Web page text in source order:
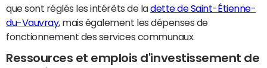
que sont réglés les intérêts de ladette de Saint-Étienne-
du-Vauvray, mais également les dépenses de
fonctionnement des services communaux.
Ressources et emplois d'investissement de